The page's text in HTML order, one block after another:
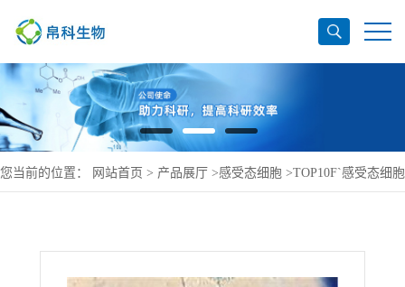
您当前的位置： 网站首页 > 产品展厅 >感受态细胞 >TOP10F`感受态细胞